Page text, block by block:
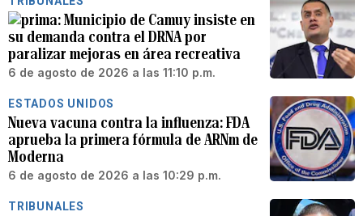
Municipio de Camuy insiste en
su demanda contra el DRNA por
paralizar mejoras en área recreativa
6 de agosto de 2026 a las 11:10 p.m.
ESTADOS UNIDOS
Nueva vacuna contra la influenza: FDA
aprueba la primera fórmula de ARNm de
Moderna
6 de agosto de 2026 a las 10:29 p.m.
TRIBUNALES